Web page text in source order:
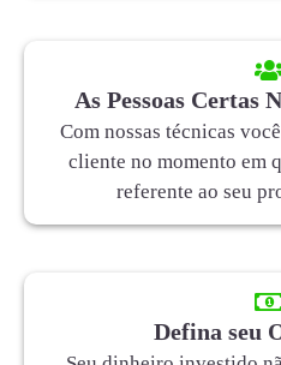
As Pessoas Certas
Com nossas técnicas
cliente no momento em
referente ao seu
Defina seu